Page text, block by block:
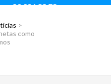
93 296 88 78
>
como